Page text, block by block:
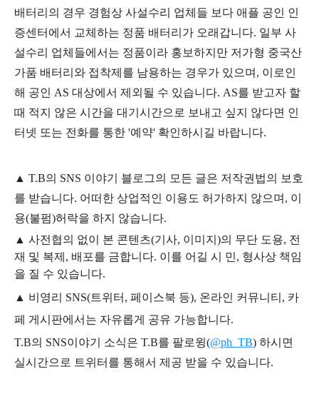
배터리의 경우 경험상 사설수리 업체들 보다 애플 공인 인
증센터에서 교체하는 정품 배터리가 오래갑니다. 일부 사
설수리 업체들에서는 정품이라 홍보하지만 저가형 중국산
가품 배터리와 접착제를 남용하는 경우가 있으며, 이로인
해 공인 AS 대상에서 제외될 수 있습니다. AS를 받고자 할
때 적지 않은 시간을 대기시간으로 보내고 싶지 않다면 인
터넷 또는 전화를 통한 '예약' 확인하시길 바랍니다.
▲ T.B의 SNS 이야기 블 로그의 모든 글은 저작권법의 보호
를 받습니다. 어떠한 상업적인 이용도 허가하지 않으며, 이
용(불펌)허락을 하지 않습니다.
▲ 사전협의 없이 본 콘텐츠(기사, 이미지)의 무단 도용, 전
재 및 복제, 배포를 금합니다. 이를 어길 시 민, 형사상 책임
을 질 수 있습니다.
▲ 비영리 SNS(트위터, 페이스북 등), 온라인 커뮤니티, 카
페 게시판에서는 자유롭게 공유 가능합니다.
T.B의 SNS이야기 소식은 T.B를 팔로윙(@ph_TB) 하시면
실시간으로 트위터를 통해서 제공 받을 수 있습니다.